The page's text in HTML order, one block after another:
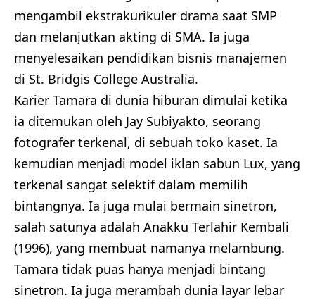
mengambil ekstrakurikuler drama saat SMP
dan melanjutkan akting di SMA. Ia juga
menyelesaikan pendidikan bisnis manajemen
di St. Bridgis College Australia.
Karier Tamara di dunia hiburan dimulai ketika
ia ditemukan oleh Jay Subiyakto, seorang
fotografer terkenal, di sebuah toko kaset. Ia
kemudian menjadi model iklan sabun Lux, yang
terkenal sangat selektif dalam memilih
bintangnya. Ia juga mulai bermain sinetron,
salah satunya adalah Anakku Terlahir Kembali
(1996), yang membuat namanya melambung.
Tamara tidak puas hanya menjadi bintang
sinetron. Ia juga merambah dunia layar lebar